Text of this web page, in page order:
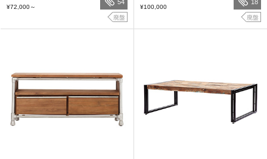
¥72,000～
54
廃盤
¥100,000
18
廃盤